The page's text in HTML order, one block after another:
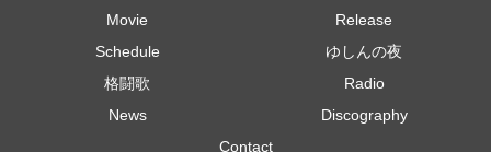
Movie
Release
Schedule
ゆしんの夜
格闘歌
Radio
News
Discography
Contact